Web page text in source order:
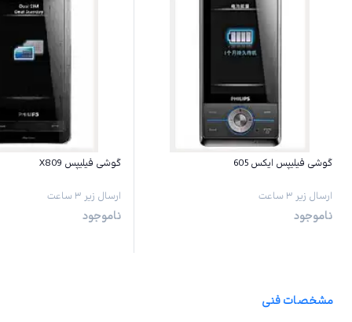
گوشی فیلیپس ایکس 605
ارسال زیر ۳ ساعت
ناموجود
گوشی فیلیپس X809
ارسال زیر ۳ ساعت
ناموجود
مشخصات فنی